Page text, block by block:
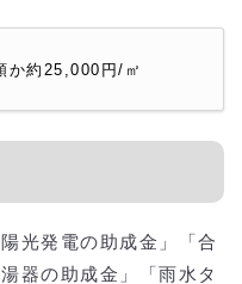
か約25,000円/㎡
光発電の助成金」「合
器の助成金」「雨水タ